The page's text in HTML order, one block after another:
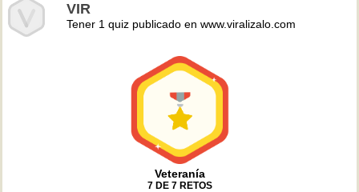
VIR
Tener 1 quiz publicado en www.viralizalo.com
Veteranía
7 DE 7 RETOS